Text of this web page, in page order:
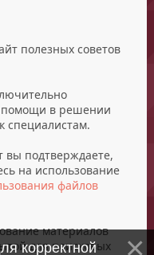
полезных советов
помощи в решении
специалистам.
вы подтверждаете,
на использование
файлов
материалов
для поисковых
корректной